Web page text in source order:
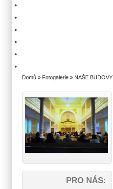
Domů » Fotogalerie » NAŠE BUDOVY
PRO NÁS: